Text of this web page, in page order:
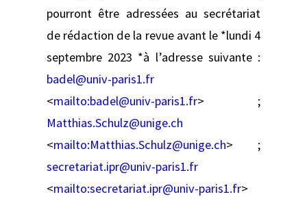
pourront être adressées au secrétariat
de rédaction de la revue avant le *lundi 4
septembre 2023 *à l’adresse suivante :
badel@univ-paris1.fr
<mailto:badel@univ-paris1.fr> ;
Matthias.Schulz@unige.ch
<mailto:Matthias.Schulz@unige.ch> ;
secretariat.ipr@univ-paris1.fr
<mailto:secretariat.ipr@univ-paris1.fr>